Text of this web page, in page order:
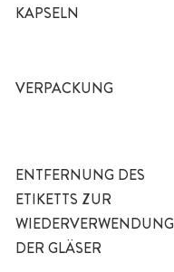
KAPSELN
VERPACKUNG
ENTFERNUNG DES
ETIKETTS ZUR
WIEDERVERWENDUNG
DER GLÄSER